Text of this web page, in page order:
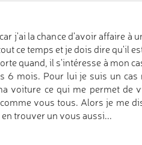
j'ai la chance d'avoir affaire à
ce temps et je dois dire qu'il
quand, il s'intéresse à mon
6 mois. Pour lui je suis un cas
voiture ce qui me permet de
vous tous. Alors je me
trouver un vous aussi...